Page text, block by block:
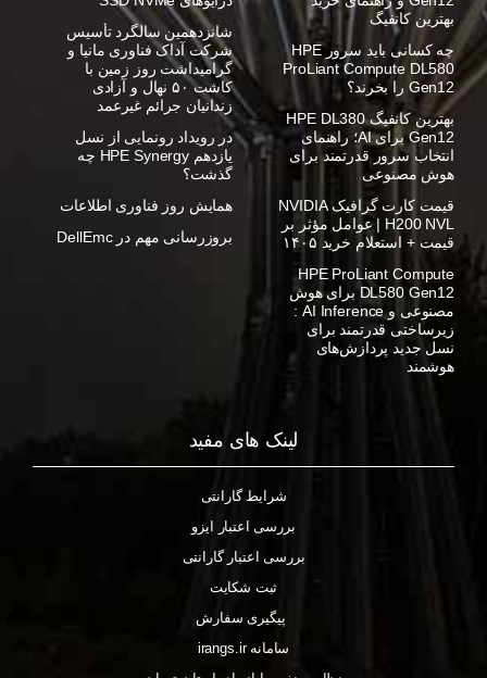
بهترین کانفیگ
چه کسانی باید سرور HPE
ProLiant Compute DL580
Gen12 را بخرند؟
بهترین کانفیگ HPE DL380
Gen12 برای AI؛ راهنمای
انتخاب سرور قدرتمند برای
هوش مصنوعی
قیمت کارت گرافیک NVIDIA
H200 NVL | عوامل مؤثر بر
قیمت + استعلام خرید ۱۴۰۵
HPE ProLiant Compute
DL580 Gen12 برای هوش
مصنوعی و AI Inference :
زیرساختی قدرتمند برای
نسل جدید پردازش‌های
هوشمند
شانزدهمین سالگرد تأسیس
شرکت آداک فناوری مانیا و
گرامیداشت روز زمین با
کاشت ۵۰ نهال و آزادی
زندانیان جرائم غیرعمد
در رویداد رونمایی از نسل
یازدهم HPE Synergy چه
گذشت؟
همایش روز فناوری اطلاعات
بروزرسانی مهم در DellEmc
لینک های مفید
شرایط گارانتی
بررسی اعتبار ایزو
بررسی اعتبار گارانتی
ثبت شکایت
پیگیری سفارش
سامانه irangs.ir